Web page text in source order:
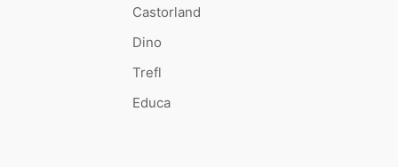
Castorland
Dino
Trefl
Educa